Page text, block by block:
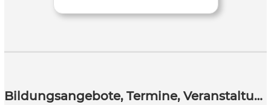
Bildungsangebote, Termine, Veranstaltungen